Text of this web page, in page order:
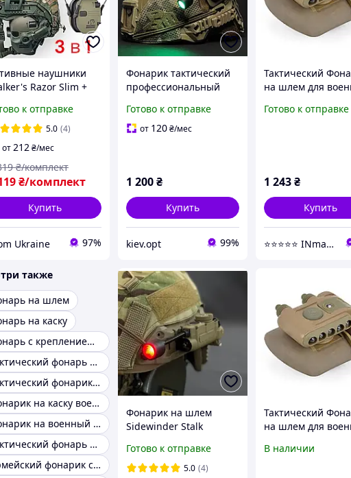
наушники
Razor Slim +
фонарик
шлем
к отправке
5.0 (4)
от212₴/мес
₴/комплект
₴/комплект
Купить
Ukraine 97%
Фонарик тактический
профессиональный
Stalk DE с креплением
на военный шлем
Готово к отправке
от 120₴/мес
1 200₴
Купить
kiev.opt 99%
Тактический
на шлем для
маячок WEX029
Готово к отправке
1 243₴
Купить
⭐️⭐️⭐️⭐️⭐️ INmag™
также
на шлем
на каску
Фонарь с креплением на каску
Тактический фонарь с красным светом на каску
Тактический фонарик на шлем каску fast
Фонарик на каску военный
Фонарик на военный шлем с красным светом
Тактический фонарь для шлема
Армейский фонарик с креплением на шлем
Фонарик на шлем
Sidewinder Stalk
креплением на каску,
военный армейский
Готово к отправке
5.0 (4)
Тактический
на шлем для
маячок WEX029
В наличии